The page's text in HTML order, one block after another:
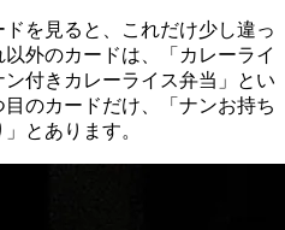
を見ると、これだけ少し違っ
外のカードは、「カレーライ
付きカレーライス弁当」とい
のカードだけ、「ナンお持ち
とあります。